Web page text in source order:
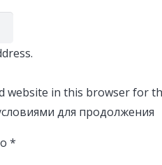
website in this browser for
для продолжения
*